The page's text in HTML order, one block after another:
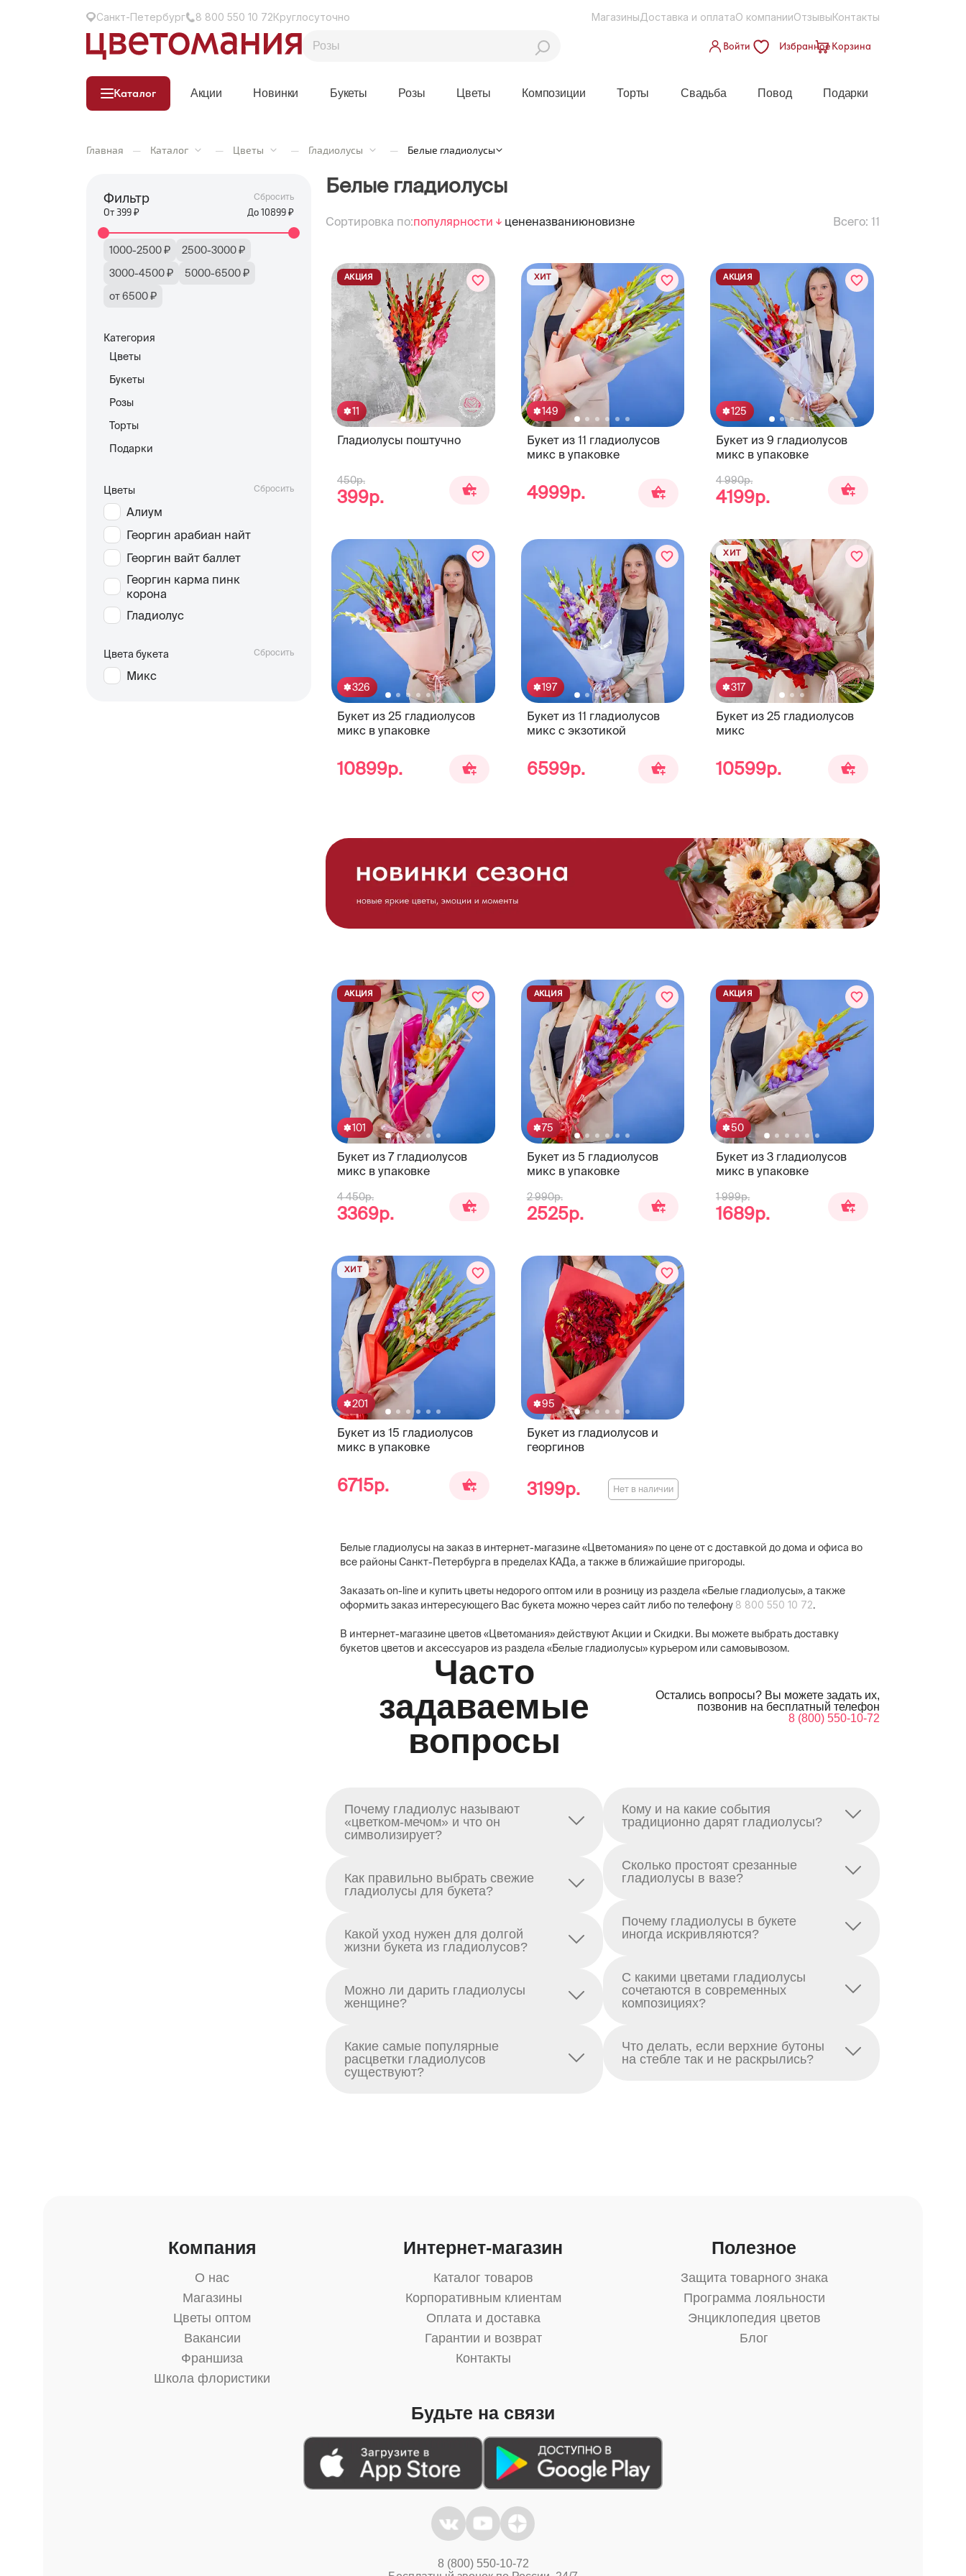
Санкт-Петербург 8 800 550 10 72Круглосуточно МагазиныДоставка и оплатаО компанииОтзывыКонтакты
Войти ИзбранноеКорзина
Каталог Акции Новинки Букеты Розы Цветы Композиции Торты Свадьба Повод Подарки
Главная — Каталог — Цветы — Гладиолусы — Белые гладиолусы
Фильтр Сбросить
От 399₽ До10899₽
1000-2500 ₽
2500-3000 ₽
3000-4500 ₽
5000-6500 ₽
от 6500 ₽
Категория
Цветы
Букеты
Розы
Торты
Подарки
Цветы Сбросить
Алиум
Георгин арабиан найт
Георгин вайт баллет
Георгин карма пинк
корона
Гладиолус
Цвета букета Сбросить
Микс
Белые гладиолусы
Сортировка по:популярности цененазваниюновизне Всего: 11
11
Гладиолусы поштучно
АКЦИЯ
450р.
399р.
149
Букет из 11 гладиолусов
микс в упаковке
ХИТ
4999р.
125
Букет из 9 гладиолусов
микс в упаковке
АКЦИЯ
4 990р.
4199р.
326
Букет из 25 гладиолусов
микс в упаковке
10899р.
197
Букет из 11 гладиолусов
микс с экзотикой
6599р.
317
Букет из 25 гладиолусов
микс
ХИТ
10599р.
101
Букет из 7 гладиолусов
микс в упаковке
АКЦИЯ
4 450р.
3369р.
75
Букет из 5 гладиолусов
микс в упаковке
АКЦИЯ
2 990р.
2525р.
50
Букет из 3 гладиолусов
микс в упаковке
АКЦИЯ
1 999р.
1689р.
201
Букет из 15 гладиолусов
микс в упаковке
ХИТ
6715р.
95
Букет из гладиолусов и
георгинов
3199р. Нет в наличии
Белые гладиолусы на заказ в интернет-магазине «Цветомания» по цене от с доставкой до дома и офиса во
все районы Санкт-Петербурга в пределах КАДа, а также в ближайшие пригороды.
Заказать on-line и купить цветы недорого оптом или в розницу из раздела «Белые гладиолусы», а также
оформить заказ интересующего Вас букета можно через сайт либо по телефону 8 800 550 10 72.
В интернет-магазине цветов «Цветомания» действуют Акции и Скидки. Вы можете выбрать доставку
букетов цветов и аксессуаров из раздела «Белые гладиолусы» курьером или самовывозом.
Часто
задаваемые
вопросы
Остались вопросы? Вы можете задать их,
позвонив на бесплатный телефон
8 (800) 550-10-72
Почему гладиолус называют
«цветком-мечом» и что он
символизирует?
Как правильно выбрать свежие
гладиолусы для букета?
Какой уход нужен для долгой
жизни букета из гладиолусов?
Можно ли дарить гладиолусы
женщине?
Какие самые популярные
расцветки гладиолусов
существуют?
Кому и на какие события
традиционно дарят гладиолусы?
Сколько простоят срезанные
гладиолусы в вазе?
Почему гладиолусы в букете
иногда искривляются?
С какими цветами гладиолусы
сочетаются в современных
композициях?
Что делать, если верхние бутоны
на стебле так и не раскрылись?
Компания
О нас
Магазины
Цветы оптом
Вакансии
Франшиза
Школа флористики
Интернет-магазин
Каталог товаров
Корпоративным клиентам
Оплата и доставка
Гарантии и возврат
Контакты
Полезное
Защита товарного знака
Программа лояльности
Энциклопедия цветов
Блог
Будьте на связи
8 (800) 550-10-72